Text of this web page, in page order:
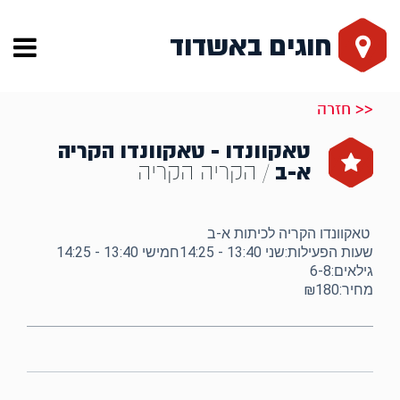
חוגים באשדוד
<< חזרה
טאקוונדו - טאקוונדו הקריה
א-ב / הקריה הקריה
טאקוונדו הקריה לכיתות א-ב
שעות הפעילות:שני 13:40 - 14:25חמישי 13:40 - 14:25
גילאים:6-8
מחיר:₪180